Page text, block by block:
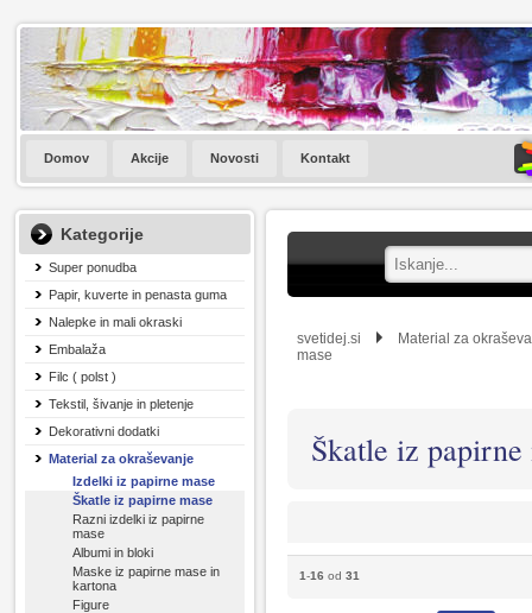
Domov Akcije Novosti Kontakt
Kategorije
Super ponudba
Papir, kuverte in penasta guma
Nalepke in mali okraski
Embalaža
Filc ( polst )
Tekstil, šivanje in pletenje
Dekorativni dodatki
Material za okraševanje
Izdelki iz papirne mase
Škatle iz papirne mase
Razni izdelki iz papirne
mase
Albumi in bloki
Maske iz papirne mase in
kartona
Figure
svetidej.si
Material za
mase
Škatle iz papirne
1-16 od 31